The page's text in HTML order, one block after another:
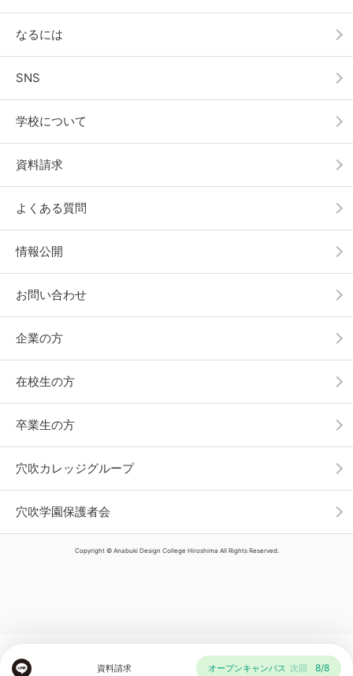
なるには
SNS
学校について
資料請求
よくある質問
情報公開
お問い合わせ
企業の方
在校生の方
卒業生の方
穴吹カレッジグループ
穴吹学園保護者会
資料請求 オープンキャンパス 次回 8/8
Copyright © Anabuki Design College Hiroshima All Rights Reserved.